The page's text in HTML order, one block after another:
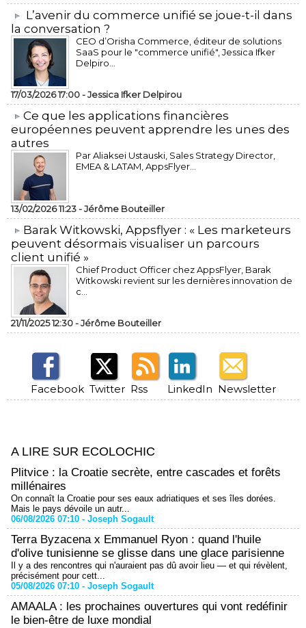
L’avenir du commerce unifié se joue-t-il dans
la conversation ?
CEO d’Orisha Commerce, éditeur de solutions
SaaS pour le "commerce unifié", Jessica Ifker
Delpiro...
17/03/2026 17:00 -Jessica Ifker Delpirou
​Ce que les applications financières
européennes peuvent apprendre les unes des
autres
Par Aliaksei Ustauski, Sales Strategy Director,
EMEA & LATAM, AppsFlyer...
13/02/2026 11:23 -Jérôme Bouteiller
​Barak Witkowski, Appsflyer : « Les marketeurs
peuvent désormais visualiser un parcours
client unifié »
Chief Product Officer chez AppsFlyer, ​Barak
Witkowski revient sur les dernières innovation de
c...
21/11/2025 12:30 -Jérôme Bouteiller
Facebook Twitter Rss LinkedIn Newsletter
A LIRE SUR ECOLOCHIC
Plitvice : la Croatie secrète, entre cascades et forêts
millénaires
On connaît la Croatie pour ses eaux adriatiques et ses îles dorées.
Mais le pays dévoile un autr...
06/08/2026 07:10 - Joseph Sogault
Terra Byzacena x Emmanuel Ryon : quand l'huile
d'olive tunisienne se glisse dans une glace parisienne
Il y a des rencontres qui n'auraient pas dû avoir lieu — et qui révèlent,
précisément pour cett...
05/08/2026 07:10 - Joseph Sogault
AMAALA : les prochaines ouvertures qui vont redéfinir
le bien-être de luxe mondial